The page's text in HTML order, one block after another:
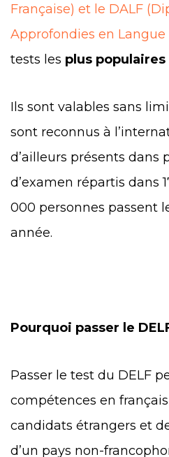
Française) et le DALF
Approfondies en Langue
tests les plus
Ils sont valables sans
sont reconnus à
d’ailleurs présents dans
d’examen répartis dans
000 personnes passent
année.
Pourquoi passer le
Passer le test du DELF
compétences en
candidats étrangers et
d’un pays non-